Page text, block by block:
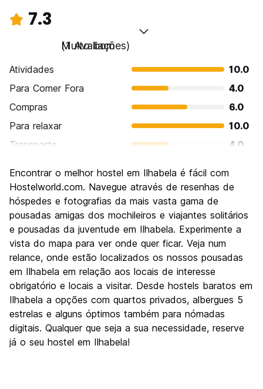
7.3
Muito bom
(1 Avaliações)
Atividades
10.0
Para Comer Fora
4.0
Compras
6.0
Para relaxar
10.0
Transporte
4.0
Cultura
6.0
Festas / vida noturna
Custo-beneficio
8.0
Encontrar o melhor hostel em Ilhabela é fácil com
Hostelworld.com. Navegue através de resenhas de
hóspedes e fotografias da mais vasta gama de
pousadas amigas dos mochileiros e viajantes solitários
e pousadas da juventude em Ilhabela. Experimente a
vista do mapa para ver onde quer ficar. Veja num
relance, onde estão localizados os nossos pousadas
em Ilhabela em relação aos locais de interesse
obrigatório e locais a visitar. Desde hostels baratos em
Ilhabela a opções com quartos privados, albergues 5
estrelas e alguns óptimos também para nómadas
digitais. Qualquer que seja a sua necessidade, reserve
já o seu hostel em Ilhabela!